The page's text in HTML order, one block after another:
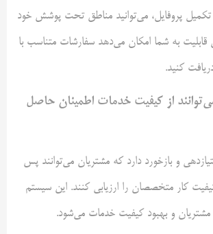
تکمیل پروفایل، می‌توانید مناطق تحت پوشش خود
به شما امکان می‌دهد سفارشات متناسب با
کنید.
از کیفیت خدمات اطمینان حاصل
و بازخورد دارد که مشتریان می‌توانند پس
کار متخصصان را ارزیابی کنند. این سیستم
مشتریان و بهبود کیفیت خدمات می‌شود.